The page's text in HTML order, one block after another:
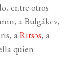
entre otros
a Bulgákov,
a Ritsos, a
quien